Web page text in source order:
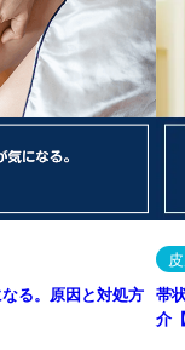
る。原因と対処方 帯
介